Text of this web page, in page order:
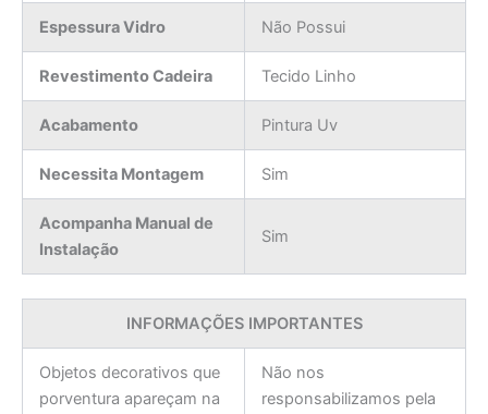
Espessura Vidro Não Possui
Revestimento Cadeira Tecido Linho
Acabamento Pintura Uv
Necessita Montagem Sim
Acompanha Manual de
Instalação
Sim
INFORMAÇÕES IMPORTANTES
Objetos decorativos que
porventura apareçam na
Não nos
responsabilizamos pela